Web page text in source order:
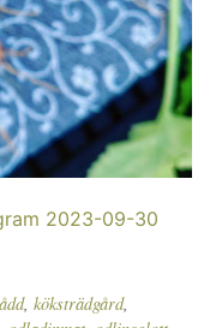
2023-09-30
, köksträdgård,